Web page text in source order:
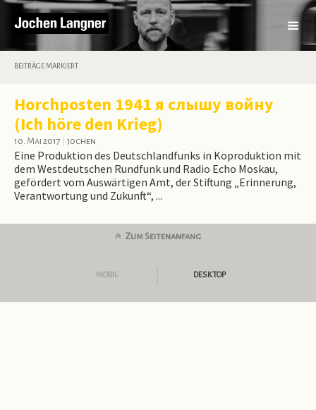
BEITRÄGE MARKIERT
Horchposten 1941 я слышу войну
(Ich höre den Krieg)
10. Mai 2017 jochen
Eine Produktion des Deutschlandfunks in Koproduktion mit
dem Westdeutschen Rundfunk und Radio Echo Moskau,
gefördert vom Auswärtigen Amt, der Stiftung „Erinnerung,
Verantwortung und Zukunft“, ...
Zum Seitenanfang
MOBIL DESKTOP